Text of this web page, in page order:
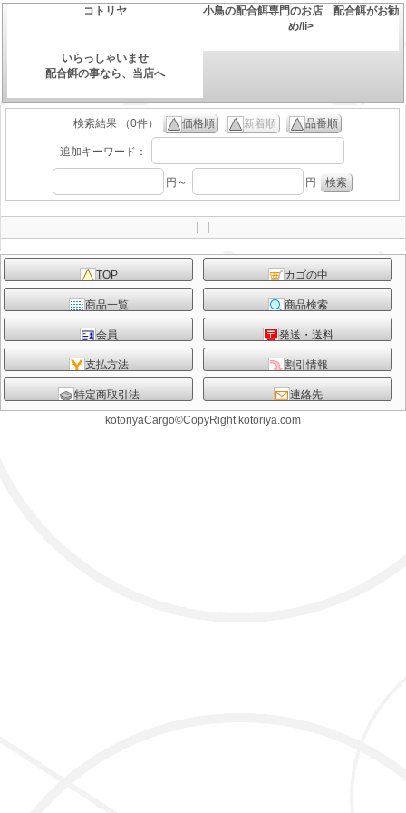
コトリヤ
小鳥の配合餌専門のお店 配合餌がお勧
め/li>
いらっしゃいませ
配合餌の事なら、当店へ
検索結果 （0件） 価格順 新着順 品番順
追加キーワード：
円～ 円
TOP カゴの中
商品一覧 商品検索
会員 発送・送料
支払方法 割引情報
特定商取引法
連絡先
kotoriyaCargo©CopyRight kotoriya.com